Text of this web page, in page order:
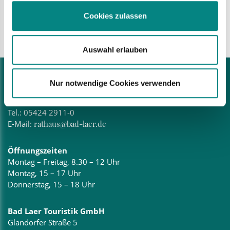
Cookies zulassen
Auswahl erlauben
Nur notwendige Cookies verwenden
kovenstroth@bad-laer.de
Dieser Text wurde mit KI übersetzt.
Bad Laer Rathaus
49196 Bad Laer
Tel.: 05424 2911-0
E-Mail: rathaus@bad-laer.de
Öffnungszeiten
Montag – Freitag, 8.30 – 12 Uhr
Montag, 15 – 17 Uhr
Donnerstag, 15 – 18 Uhr
Bad Laer Touristik GmbH
Glandorfer Straße 5